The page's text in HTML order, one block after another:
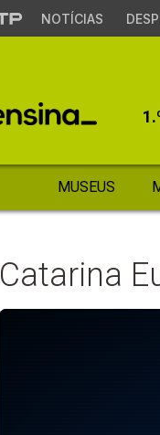
NOTÍCIAS
MUSEUS
Catarina